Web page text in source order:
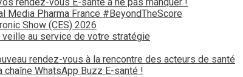
Media Pharma France #BeyondTheScore
Show (CES) 2026
veille au service de votre stratégie
rendez-vous à la rencontre des acteurs de santé
chaîne WhatsApp Buzz E-santé !